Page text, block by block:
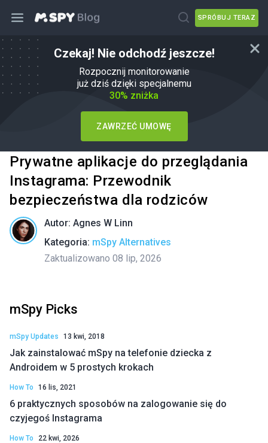
SPRÓBUJ TERAZ
Czekaj! Nie odchodź jeszcze!
Rozpocznij monitorowanie
już dziś dzięki specjalnemu
30% zniżka
ZAWRZEĆ UMOWĘ
Prywatne aplikacje do przeglądania
Instagrama: Przewodnik
bezpieczeństwa dla rodziców
Autor: Agnes W Linn
Kategoria: mSpy Alternatives
Zaktualizowano 08 lip, 2026
mSpy Picks
mSpy Updates 13 kwi, 2018
Jak zainstalować mSpy na telefonie dziecka z
Androidem w 5 prostych krokach
How To 16 lis, 2021
6 praktycznych sposobów na zalogowanie się do
czyjegoś Instagrama
How To 22 kwi, 2026